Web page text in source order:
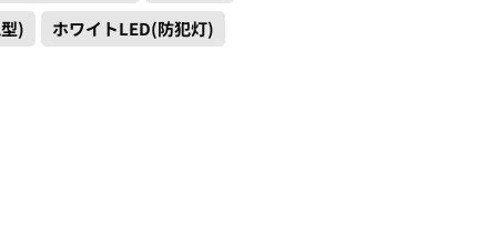
)
ホワイトLED(防犯灯)